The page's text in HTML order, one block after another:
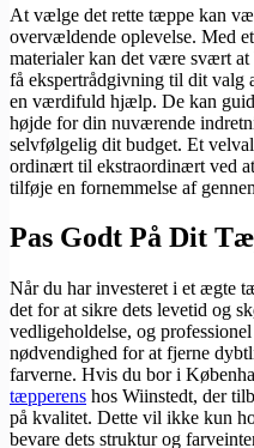
At vælge det rette tæppe kan
overvældende oplevelse. Med
materialer kan det være svært
få ekspertrådgivning til dit
en værdifuld hjælp. De kan
højde for din nuværende
selvfølgelig dit budget. Et
ordinært til ekstraordinært ved
tilføje en fornemmelse af
Pas Godt På Dit
Når du har investeret i et ægte
det for at sikre dets levetid og
vedligeholdelse, og
nødvendighed for at fjerne
farverne. Hvis du bor i
tæpperens hos Wiinstedt, der
på kvalitet. Dette vil ikke kun
bevare dets struktur og